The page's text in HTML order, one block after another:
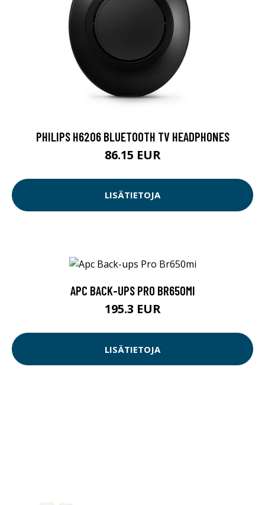
PHILIPS H6206 BLUETOOTH TV HEADPHONES
86.15 EUR
LISÄTIETOJA
APC BACK-UPS PRO BR650MI
195.3 EUR
LISÄTIETOJA